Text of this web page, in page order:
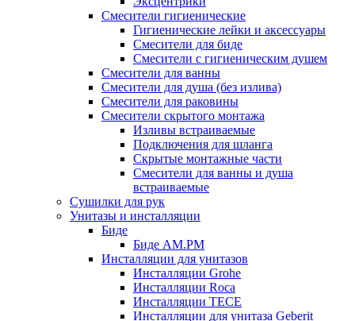
Смесители гигиенические
Гигиенические лейки и аксессуары
Смесители для биде
Смесители с гигиеническим душем
Смесители для ванны
Смесители для душа (без излива)
Смесители для раковины
Смесители скрытого монтажа
Изливы встраиваемые
Подключения для шланга
Скрытые монтажные части
Смесители для ванны и душа
встраиваемые
Сушилки для рук
Унитазы и инсталляции
Биде
Биде AM.PM
Инсталляции для унитазов
Инсталляции Grohe
Инсталляции Roca
Инсталляции TECE
Инсталляции для унитаза Geberit